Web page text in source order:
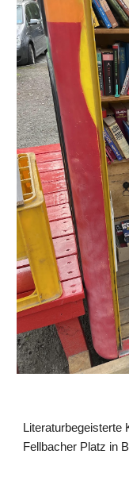
Literaturbegeisterte
Fellbacher Platz in